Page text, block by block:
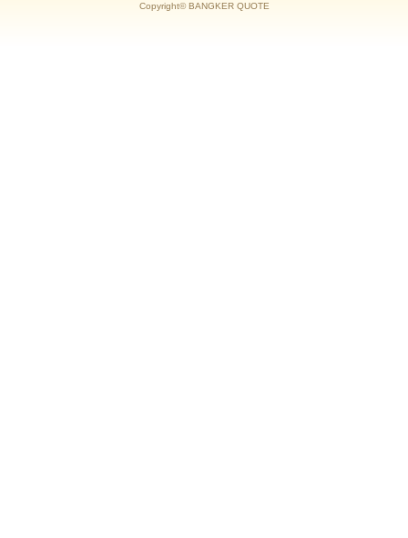
Copyright© BANGKER QUOTE